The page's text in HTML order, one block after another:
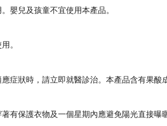
嬰兒及孩童不宜使用本產品。
。
症狀時，請立即就醫診治。本產品含有果酸
有保護衣物及一個星期內應避免陽光直接曝